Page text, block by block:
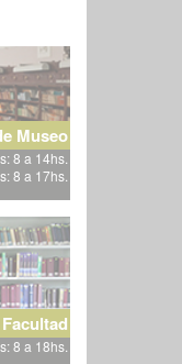
Museo
8 a 14hs.
8 a 17hs.
8 a 18hs.